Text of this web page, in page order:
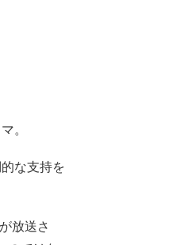
。
な支持を
放送さ